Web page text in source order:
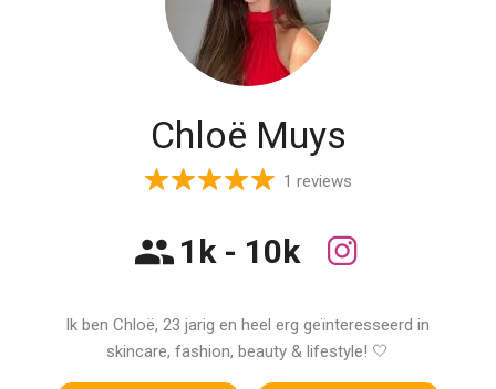
Chloë Muys
1 reviews
1k - 10k
Ik ben Chloë, 23 jarig en heel erg geïnteresseerd in
skincare, fashion, beauty & lifestyle! 🤍